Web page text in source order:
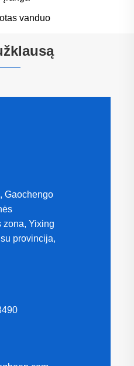
vanduo
Gaochengo
zona, Yixing
provincija,